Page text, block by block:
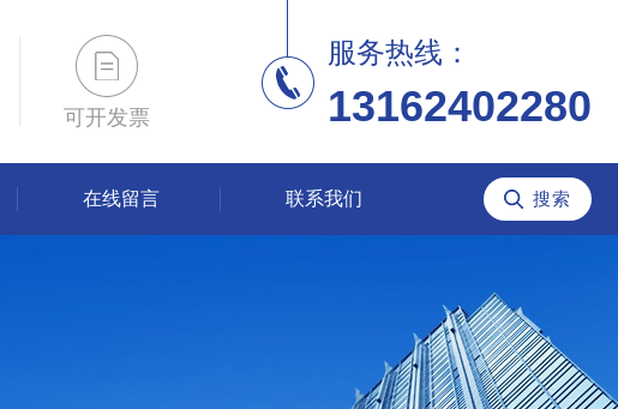
可开发票
服务热线：
13162402280
在线留言 联系我们